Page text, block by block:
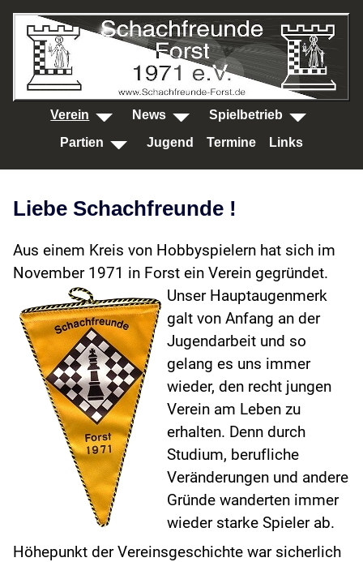
SKIP TO MAIN CONTENT
Verein News
Spielbetrieb
Partien
Jugend Termine Links
Liebe Schachfreunde !
Aus einem Kreis von Hobbyspielern hat sich im
November 1971 in Forst ein Verein gegründet.
Unser Hauptaugenmerk
galt von Anfang an der
Jugendarbeit und so
gelang es uns immer
wieder, den recht jungen
Verein am Leben zu
erhalten. Denn durch
Studium, berufliche
Veränderungen und andere
Gründe wanderten immer
wieder starke Spieler ab.
Höhepunkt der Vereinsgeschichte war sicherlich